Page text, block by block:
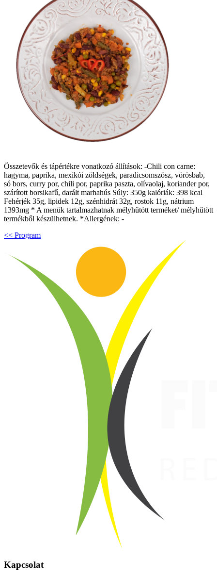
Összetevők és tápértékre vonatkozó állítások: -Chili con carne:
hagyma, paprika, mexikói zöldségek, paradicsomszósz, vörösbab,
só bors, curry por, chili por, paprika paszta, olívaolaj, koriander por,
szárított borsikafű, darált marhahús Súly: 350g kalóriák: 398 kcal
Fehérjék 35g, lipidek 12g, szénhidrát 32g, rostok 11g, nátrium
1393mg * A menük tartalmazhatnak mélyhűtött terméket/ mélyhűtött
termékből készülhetnek. *Allergének: -
<< Program
Kapcsolat